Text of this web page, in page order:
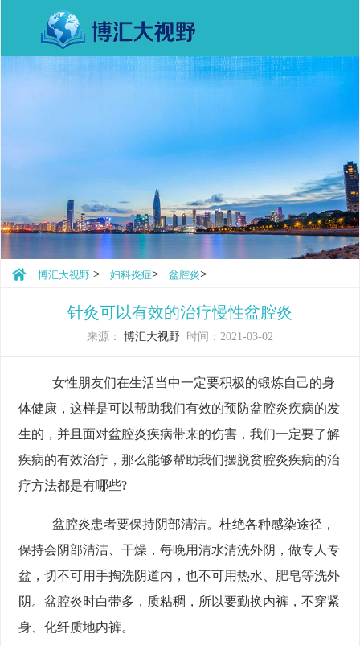
博汇大视野 > 妇科炎症> 盆腔炎>
针灸可以有效的治疗慢性盆腔炎
来源： 博汇大视野 时间：2021-03-02
女性朋友们在生活当中一定要积极的锻炼自己的身
体健康，这样是可以帮助我们有效的预防盆腔炎疾病的发
生的，并且面对盆腔炎疾病带来的伤害，我们一定要了解
疾病的有效治疗，那么能够帮助我们摆脱贫腔炎疾病的治
疗方法都是有哪些?
盆腔炎患者要保持阴部清洁。杜绝各种感染途径，
保持会阴部清洁、干燥，每晚用清水清洗外阴，做专人专
盆，切不可用手掏洗阴道内，也不可用热水、肥皂等洗外
阴。盆腔炎时白带多，质粘稠，所以要勤换内裤，不穿紧
身、化纤质地内裤。